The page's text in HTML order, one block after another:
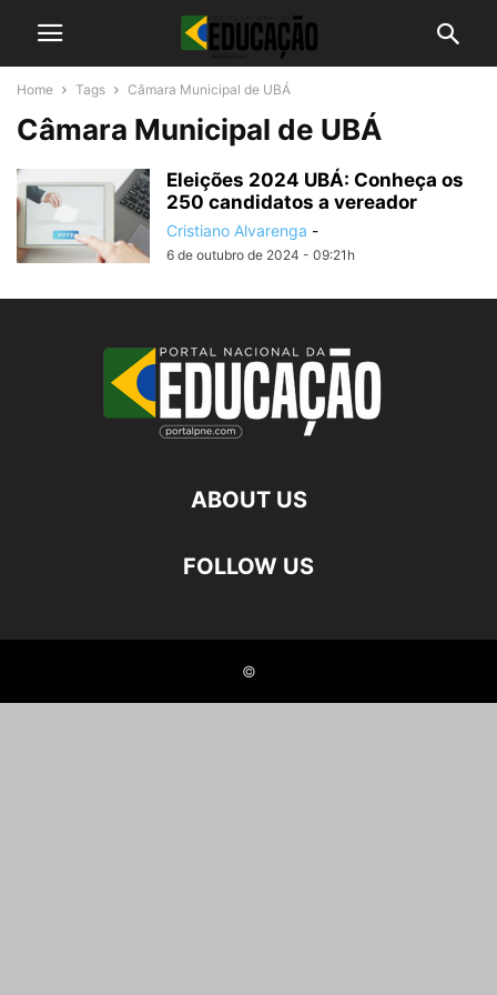
Home Tags Câmara Municipal de UBÁ
Câmara Municipal de UBÁ
Eleições 2024 UBÁ: Conheça os
250 candidatos a vereador
Cristiano Alvarenga -
6 de outubro de 2024 - 09:21h
ABOUT US
FOLLOW US
©